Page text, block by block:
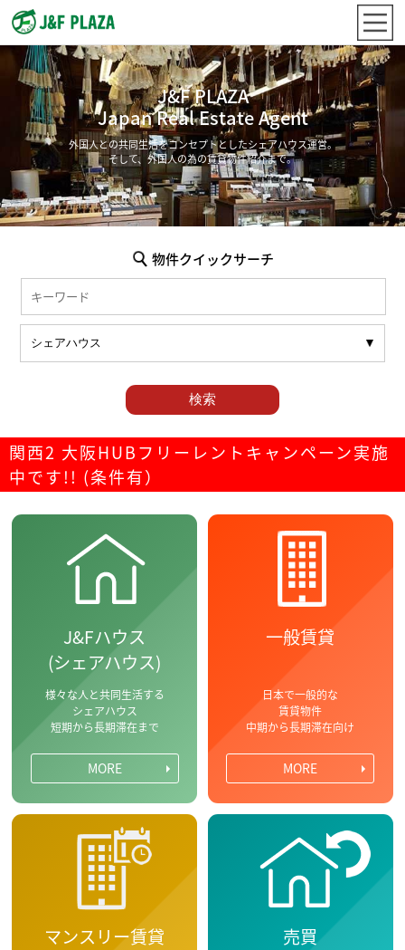
J&F PLAZA
Japan Real Estate Agent
外国人との共同生活をコンセプトとしたシェアハウス運営。
そして、外国人の為の賃貸物件紹介まで。
物件クイックサーチ
検索
関西2 大阪HUBフリーレントキャンペーン実施
中です!! (条件有）
J&Fハウス
(シェアハウス)
様々な人と共同生活する
シェアハウス
短期から長期滞在まで
MORE
一般賃貸
日本で一般的な
賃貸物件
中期から長期滞在向け
MORE
マンスリー賃貸 売買